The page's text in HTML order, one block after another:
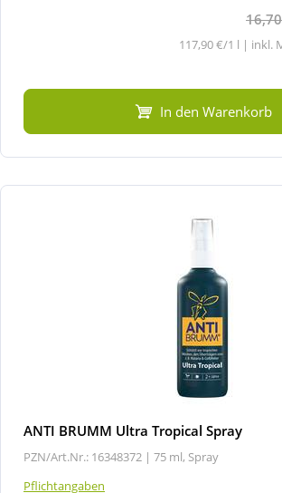
16,70
117,90 €/1 l | inkl.
In den Warenkorb
ANTI BRUMM Ultra Tropical Spray
PZN/Art.Nr.: 16348372 | 75 ml, Spray
Pflichtangaben